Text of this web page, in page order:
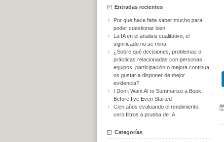
Entradas recientes
Por qué hace falta saber mucho para
poder cuestionar bien
La IA en el analisis cualitativo, el
significado no se mina
¿Sobre qué decisiones, problemas o
prácticas relacionadas con personas,
equipos, participación o mejora continua
os gustaría disponer de mejor
evidencia?
I Don’t Want AI to Summarize a Book
Before I’ve Even Started
Cien años evaluando el rendimiento,
cero filtros a prueba de IA
Categorías